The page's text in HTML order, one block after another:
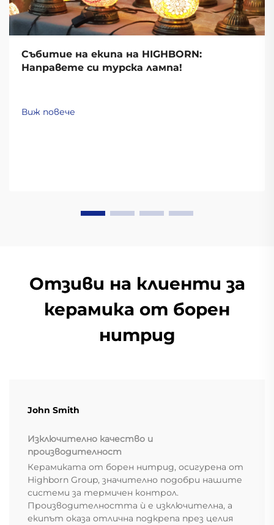
Събитие на екипа на HIGHBORN:
Направете си турска лампа!
Виж повече
Отзиви на клиенти за
керамика от борен
нитрид
John Smith
Изключително качество и
производителност
Керамиката от борен нитрид, осигурена от
Highborn Group, значително подобри нашите
системи за термичен контрол.
Производителността ѝ е изключителна, а
екипът оказа отлична подкрепа през целия